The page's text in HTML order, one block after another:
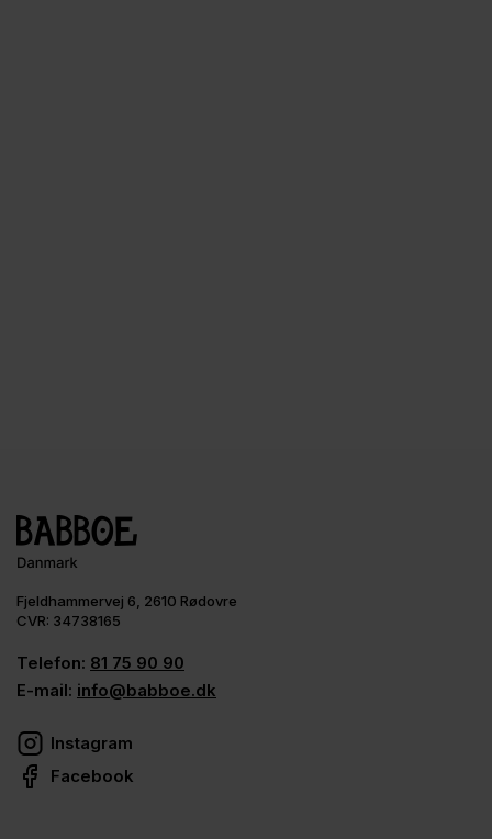
Fjeldhammervej 6, 2610 Rødovre
CVR: 34738165
Telefon: 81 75 90 90
E-mail: info@babboe.dk
Instagram
Facebook